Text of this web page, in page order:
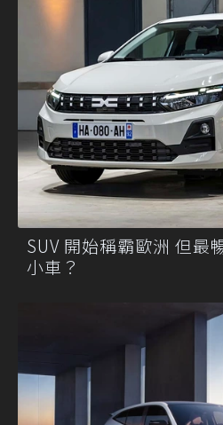
SUV 開始稱霸歐洲 但最
小車？